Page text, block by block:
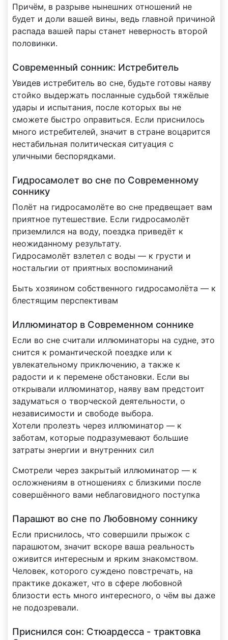
Причём, в разрыве нынешних отношений не
будет и доли вашей вины, ведь главной причиной
распада вашей пары станет неверность второй
половинки.
Современный сонник: Истребитель
Увидев истребитель во сне, будьте готовы наяву
стойко выдержать посланные судьбой тяжёлые
удары и испытания, после которых вы не
сможете быстро оправиться. Если приснилось
много истребителей, значит в стране воцарится
нестабильная политическая ситуация с
уличными беспорядками.
Гидросамолет во сне по Современному
соннику
Полёт на гидросамолёте во сне предвещает вам
приятное путешествие. Если гидросамолёт
приземлился на воду, поездка приведёт к
неожиданному результату.
Гидросамолёт взлетел с воды — к грусти и
ностальгии от приятных воспоминаний
Быть хозяином собственного гидросамолёта — к
блестящим перспективам
Иллюминатор в Современном соннике
Если во сне считали иллюминаторы на судне, это
снится к романтической поездке или к
увлекательному приключению, а также к
радости и к перемене обстановки. Если вы
открывали иллюминатор, наяву вам предстоит
задуматься о творческой деятельности, о
независимости и свободе выбора.
Хотели пролезть через иллюминатор — к
заботам, которые подразумевают большие
затраты энергии и внутренних сил
Смотрели через закрытый иллюминатор — к
осложнениям в отношениях с близкими после
совершённого вами неблаговидного поступка
Парашют во сне по Любовному соннику
Если приснилось, что совершили прыжок с
парашютом, значит вскоре ваша реальность
оживится интересным и ярким знакомством.
Человек, которого суждено повстречать, на
практике докажет, что в сфере любовной
близости есть много интересного, о чём вы даже
не подозревали.
Приснился сон: Стюардесса - трактовка